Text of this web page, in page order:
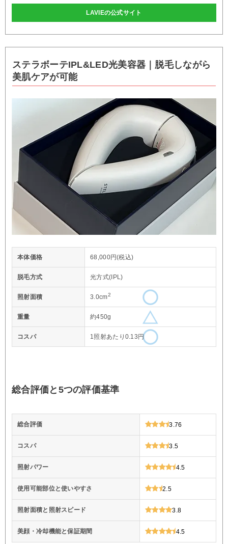
LAVIEの公式サイト
ステラボーテIPL&LED光美容器｜脱毛しながら
美肌ケアが可能
本体価格 68,000円(税込)
脱毛方式 光方式(IPL)
照射面積 3.0cm2
重量 約450g
コスパ 1照射あたり0.13円
総合評価と5つの評価基準
総合評価 3.76
コスパ 3.5
照射パワー 4.5
使用可能部位と使いやすさ 2.5
照射面積と照射スピード 3.8
美顔・冷却機能と保証期間 4.5